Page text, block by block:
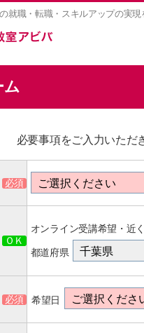
就職・転職・スキルアップの実現
ム
必要事項をご入力いただ
オンライン受講希望・近
都道府県
希望日